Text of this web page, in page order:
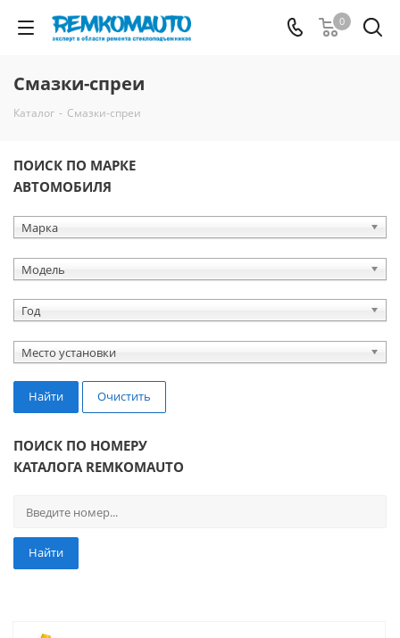
0
Смазки-спреи
Каталог - Смазки-спреи
ПОИСК ПО МАРКЕ
АВТОМОБИЛЯ
Марка
Модель
Год
Место установки
Найти Очистить
ПОИСК ПО НОМЕРУ
КАТАЛОГА REMKOMAUTO
Найти